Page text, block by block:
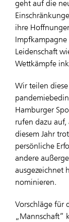
geht auf die
ihre
Leidenschaft
Wettkämpfe
Wir teilen
Hamburger
rufen dazu
diesem Jahr
persönliche
andere
ausgezeichnet
nominieren.
Vorschläge für
„Mannschaft“